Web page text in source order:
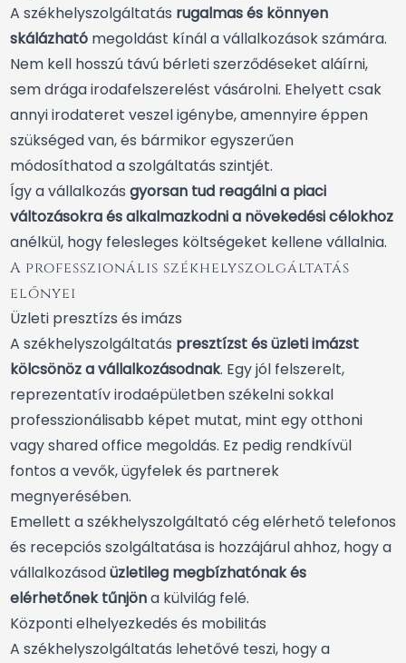
A székhelyszolgáltatás rugalmas és könnyen
skálázható megoldást kínál a vállalkozások számára.
Nem kell hosszú távú bérleti szerződéseket aláírni,
sem drága irodafelszerelést vásárolni. Ehelyett csak
annyi irodateret veszel igénybe, amennyire éppen
szükséged van, és bármikor egyszerűen
módosíthatod a szolgáltatás szintjét.
Így a vállalkozás gyorsan tud reagálni a piaci
változásokra és alkalmazkodni a növekedési célokhoz
anélkül, hogy felesleges költségeket kellene vállalnia.
A professzionális székhelyszolgáltatás
előnyei
Üzleti presztízs és imázs
A székhelyszolgáltatás presztízst és üzleti imázst
kölcsönöz a vállalkozásodnak. Egy jól felszerelt,
reprezentatív irodaépületben székelni sokkal
professzionálisabb képet mutat, mint egy otthoni
vagy shared office megoldás. Ez pedig rendkívül
fontos a vevők, ügyfelek és partnerek
megnyerésében.
Emellett a székhelyszolgáltató cég elérhető telefonos
és recepciós szolgáltatása is hozzájárul ahhoz, hogy a
vállalkozásodüzletileg megbízhatónak és
elérhetőnek tűnjöna külvilág felé.
Központi elhelyezkedés és mobilitás
A székhelyszolgáltatás lehetővé teszi, hogy a